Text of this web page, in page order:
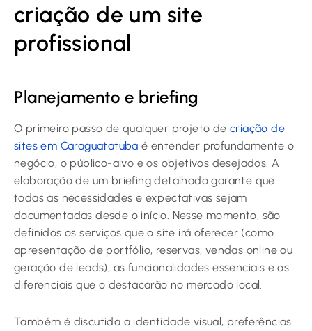
criação de um site
profissional
Planejamento e briefing
O primeiro passo de qualquer projeto de criação de
sites em Caraguatatuba é entender profundamente o
negócio, o público-alvo e os objetivos desejados. A
elaboração de um briefing detalhado garante que
todas as necessidades e expectativas sejam
documentadas desde o início. Nesse momento, são
definidos os serviços que o site irá oferecer (como
apresentação de portfólio, reservas, vendas online ou
geração de leads), as funcionalidades essenciais e os
diferenciais que o destacarão no mercado local.
Também é discutida a identidade visual, preferências